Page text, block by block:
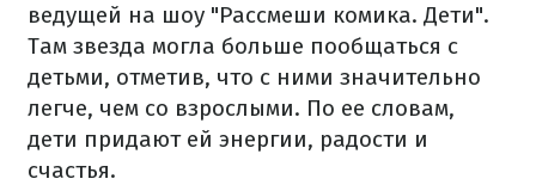
ведущей на шоу "Рассмеши комика. Дети".
Там звезда могла больше пообщаться с
детьми, отметив, что с ними значительно
легче, чем со взрослыми. По ее словам,
дети придают ей энергии, радости и
счастья.